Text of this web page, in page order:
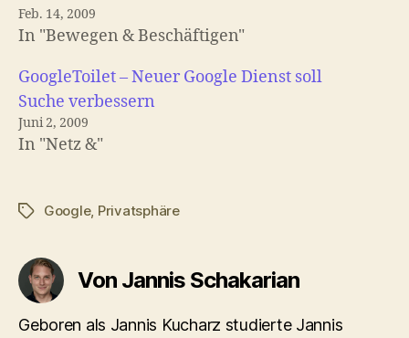
Feb. 14, 2009
In "Bewegen & Beschäftigen"
GoogleToilet – Neuer Google Dienst soll
Suche verbessern
Juni 2, 2009
In "Netz &"
Schlagwörter
Google, Privatsphäre
Von Jannis Schakarian
Geboren als Jannis Kucharz studierte Jannis